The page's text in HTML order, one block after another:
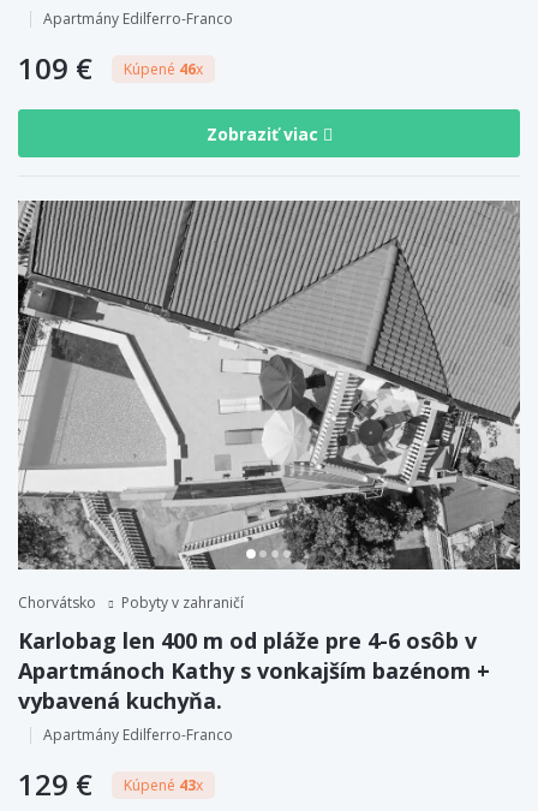
Apartmány Edilferro-Franco
109 € Kúpené 46x
Zobraziť viac
Chorvátsko Pobyty v zahraničí
Karlobag len 400 m od pláže pre 4-6 osôb v
Apartmánoch Kathy s vonkajším bazénom +
vybavená kuchyňa.
Apartmány Edilferro-Franco
129 € Kúpené 43x